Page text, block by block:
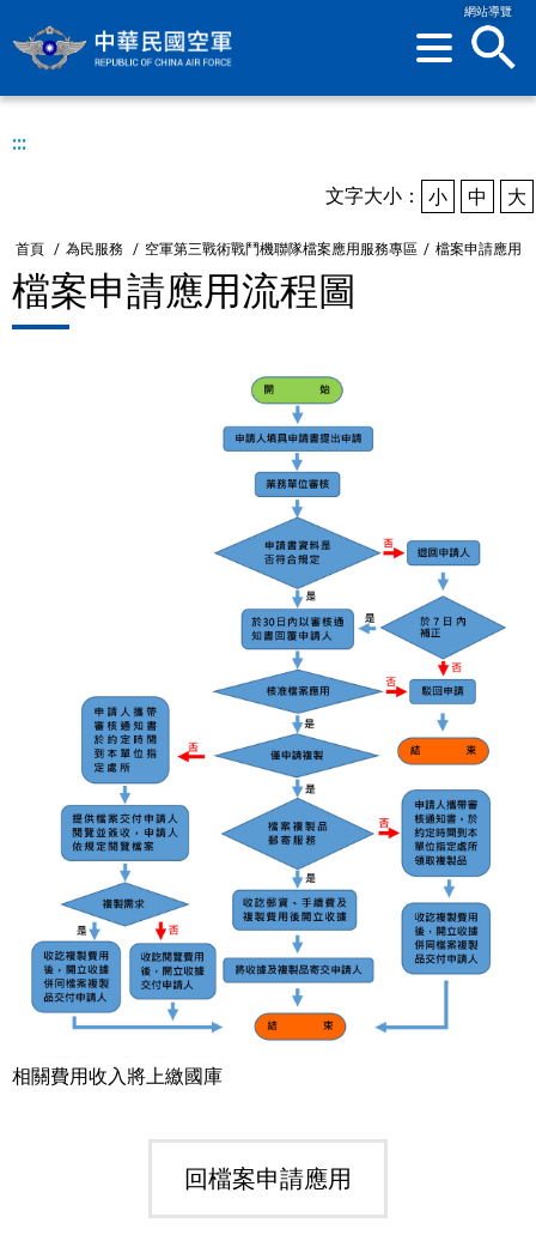
網站導覽
:::
文字大小： 小 中 大
首頁 / 為民服務 / 空軍第三戰術戰鬥機聯隊檔案應用服務專區 / 檔案申請應用
檔案申請應用流程圖
相關費用收入將上繳國庫
回檔案申請應用